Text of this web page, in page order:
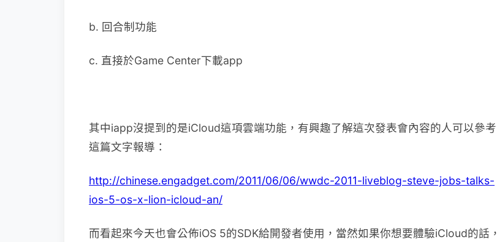
b. 回合制功能
c. 直接於Game Center下載app
其中iapp沒提到的是iCloud這項雲端功能，有興趣了解這次發表會內容的人可以參考
這篇文字報導：
http://chinese.engadget.com/2011/06/06/wwdc-2011-liveblog-steve-jobs-talks-
ios-5-os-x-lion-icloud-an/
而看起來今天也會公佈iOS 5的SDK給開發者使用，當然如果你想要體驗iCloud的話，